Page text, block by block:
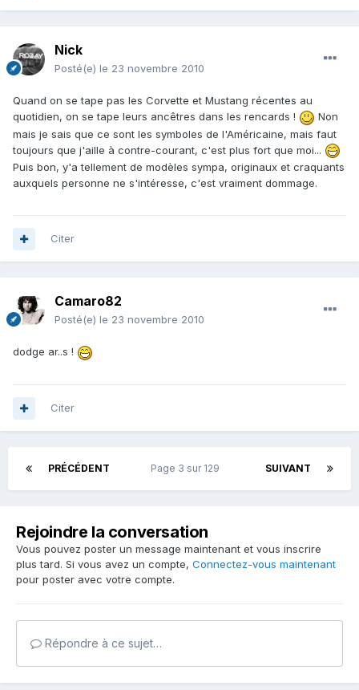
Nick
Posté(e) le 23 novembre 2010
Quand on se tape pas les Corvette et Mustang récentes au
quotidien, on se tape leurs ancêtres dans les rencards !
Non
mais je sais que ce sont les symboles de l'Américaine, mais faut
toujours que j'aille à contre-courant, c'est plus fort que moi...
Puis bon, y'a tellement de modèles sympa, originaux et craquants
auxquels personne ne s'intéresse, c'est vraiment dommage.
Citer
Camaro82
Posté(e) le 23 novembre 2010
dodge ar..s !
Citer
PRÉCÉDENT SUIVANT
Page 3 sur 129
Rejoindre la conversation
Vous pouvez poster un message maintenant et vous inscrire
plus tard. Si vous avez un compte, Connectez-vous maintenant
pour poster avec votre compte.
Répondre à ce sujet…